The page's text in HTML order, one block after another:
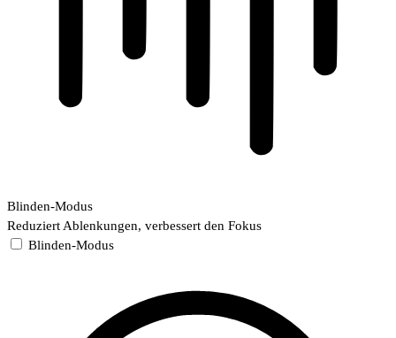
Blinden-Modus
Reduziert Ablenkungen, verbessert den Fokus
Blinden-Modus